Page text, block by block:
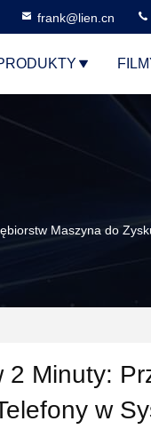
frank@lien.cn
Maszyna do
2 Minuty:
w